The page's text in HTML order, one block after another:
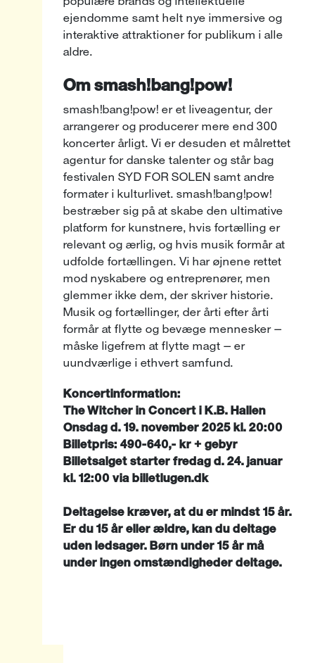
ejendomme samt helt nye immersive og
interaktive attraktioner for publikum i alle
aldre.
Om smash!bang!pow!
smash!bang!pow! er et liveagentur, der
arrangerer og producerer mere end 300
koncerter årligt. Vi er desuden et målrettet
agentur for danske talenter og står bag
festivalen SYD FOR SOLEN samt andre
formater i kulturlivet. smash!bang!pow!
bestræber sig på at skabe den ultimative
platform for kunstnere, hvis fortælling er
relevant og ærlig, og hvis musik formår at
udfolde fortællingen. Vi har øjnene rettet
mod nyskabere og entreprenører, men
glemmer ikke dem, der skriver historie.
Musik og fortællinger, der årti efter årti
formår at flytte og bevæge mennesker –
måske ligefrem at flytte magt – er
uundværlige i ethvert samfund.
Koncertinformation:
The Witcher in Concert i K.B. Hallen
Onsdag d. 19. november 2025 kl. 20:00
Billetpris: 490-640,- kr + gebyr
Billetsalget starter fredag d. 24. januar
kl. 12:00 via billetlugen.dk
Deltagelse kræver, at du er mindst 15 år.
Er du 15 år eller ældre, kan du deltage
uden ledsager. Børn under 15 år må
under ingen omstændigheder deltage.